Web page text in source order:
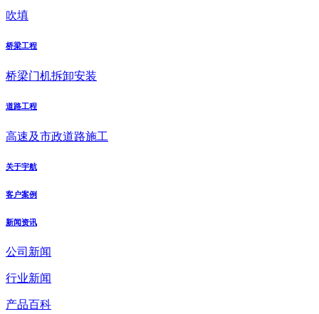
吹填
桥梁工程
桥梁门机拆卸安装
道路工程
高速及市政道路施工
关于宇航
客户案例
新闻资讯
公司新闻
行业新闻
产品百科